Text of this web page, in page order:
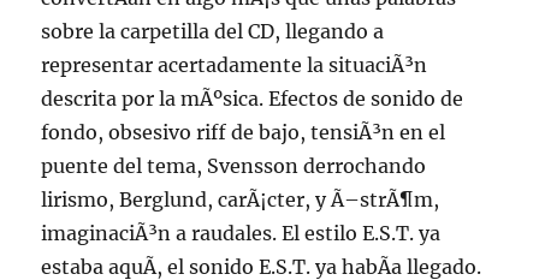
sobre la carpetilla del CD, llegando a
representar acertadamente la situaciÃ³n
descrita por la mÃºsica. Efectos de sonido de
fondo, obsesivo riff de bajo, tensiÃ³n en el
puente del tema, Svensson derrochando
lirismo, Berglund, carÃ¡cter, y Ã–strÃ¶m,
imaginaciÃ³n a raudales. El estilo E.S.T. ya
estaba aquÃ­, el sonido E.S.T. ya habÃ­a llegado.